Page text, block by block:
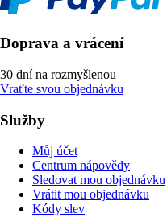
Doprava a vrácení
30 dní na rozmyšlenou
Vraťte svou objednávku
Služby
Můj účet
Centrum nápovědy
Sledovat mou objednávku
Vrátit mou objednávku
Kódy slev